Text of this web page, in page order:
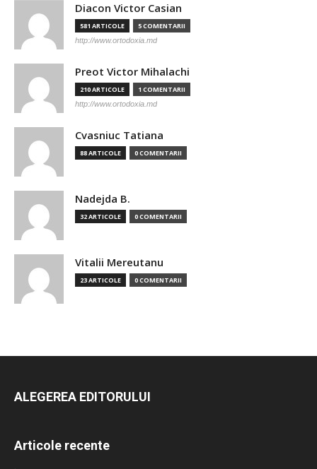
Diacon Victor Casian
581 ARTICOLE 5 COMENTARII
http://www.ortodoxia.md
Preot Victor Mihalachi
210 ARTICOLE 1 COMENTARII
http://www.ortodoxia.md
Cvasniuc Tatiana
88 ARTICOLE 0 COMENTARII
Nadejda B.
32 ARTICOLE 0 COMENTARII
Vitalii Mereutanu
23 ARTICOLE 0 COMENTARII
ALEGEREA EDITORULUI
Articole recente